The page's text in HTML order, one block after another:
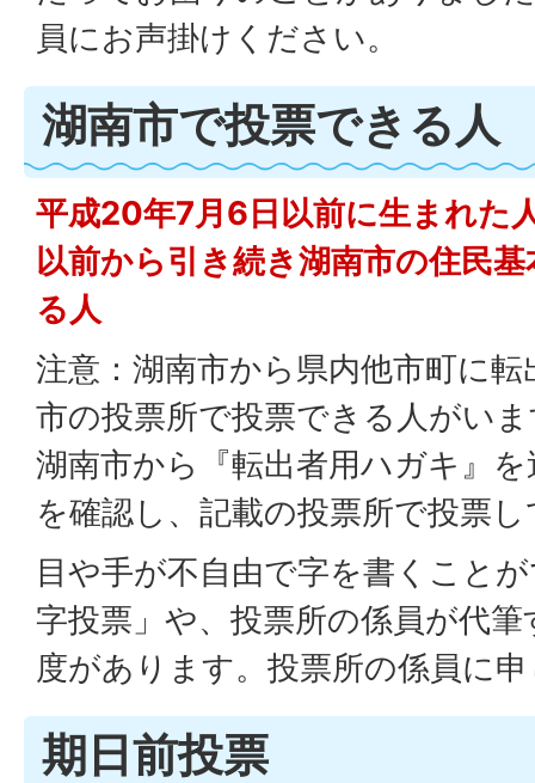
員にお声掛けください。
湖南市で投票できる人
平成20年7月6日以前に生まれた
以前から引き続き湖南市の住民
る人
注意：湖南市から県内他市町に
市の投票所で投票できる人がい
湖南市から『転出者用ハガキ』
を確認し、記載の投票所で投票
目や手が不自由で字を書くこと
字投票」や、投票所の係員が代
度があります。投票所の係員に
期日前投票